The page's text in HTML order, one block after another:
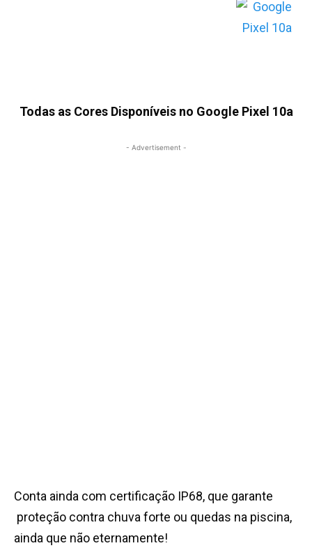
Todas as Cores Disponíveis no Google Pixel 10a
- Advertisement -
Conta ainda com certificação IP68, que garante
proteção contra chuva forte ou quedas na piscina,
ainda que não eternamente!